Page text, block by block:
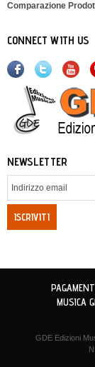
Comparazione
CONNECT WITH US
NEWSLETTER
ISCRIVITI
MUSICA
GDE Edizioni